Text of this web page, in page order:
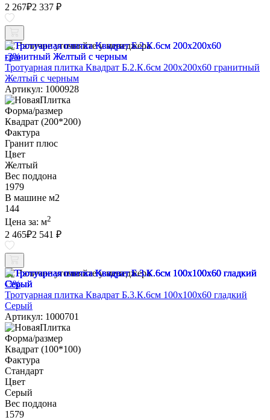
2 267₽2 337 ₽
Наличие уточняйте у менеджера
-3%
Тротуарная плитка Квадрат Б.2.К.6см 200х200х60 гранитный
Желтый с черным
Артикул: 1000928
Форма/размер
Квадрат (200*200)
Фактура
Гранит плюс
Цвет
Желтый
Вес поддона
1979
В машине м2
144
Цена за: м2
2 465₽2 541 ₽
Наличие уточняйте у менеджера
-3%
Тротуарная плитка Квадрат Б.3.К.6см 100х100х60 гладкий
Серый
Артикул: 1000701
Форма/размер
Квадрат (100*100)
Фактура
Стандарт
Цвет
Серый
Вес поддона
1579